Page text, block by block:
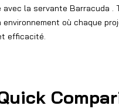
avec la servante Barracuda .
environnement où chaque
efficacité.